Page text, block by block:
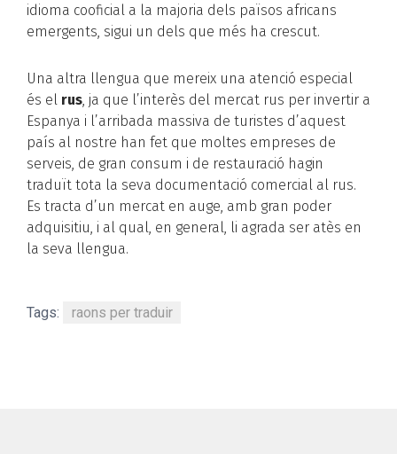
idioma cooficial a la majoria dels països africans
emergents, sigui un dels que més ha crescut.
Una altra llengua que mereix una atenció especial
és el rus, ja que l’interès del mercat rus per invertir a
Espanya i l’arribada massiva de turistes d’aquest
país al nostre han fet que moltes empreses de
serveis, de gran consum i de restauració hagin
traduït tota la seva documentació comercial al rus.
Es tracta d’un mercat en auge, amb gran poder
adquisitiu, i al qual, en general, li agrada ser atès en
la seva llengua.
Tags: raons per traduir